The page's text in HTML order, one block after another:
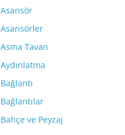
Asansör
Asansörler
Asma Tavan
Aydınlatma
Bağlantı
Bağlantılar
Bahçe ve Peyzaj